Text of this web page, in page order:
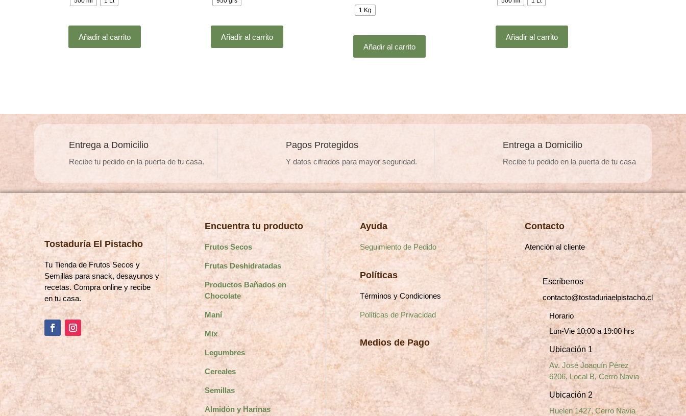
$1.690
hasta
Añadir al carrito
tiene
se
elegir
página
producto
Añadir al carrito
tiene
se
elegir
página
producto
1 Kg
Añadir al carrito
tiene
opciones
se
página
de
producto
$850
hasta
Añadir al carrito
tiene
se
elegir
página
producto
Entrega a Domicilio
Recibe tu pedido en la puerta de tu casa.
Pagos Protegidos
Y datos cifrados para mayor seguridad.
Entrega a Domicilio
Recibe tu pedido en la puerta de tu casa
Tostaduría El Pistacho
Tu Tienda de Frutos Secos y
Semillas para snack, desayunos y
recetas. Compra online y recibe
en tu casa.
Encuentra tu producto
Frutos Secos
Frutas Deshidratadas
Productos Bañados en
Chocolate
Maní
Mix
Legumbres
Cereales
Semillas
Almidón y Harinas
Ayuda
Seguimiento de Pedido
Políticas
Términos y Condiciones
Políticas de Privacidad
Medios de Pago
Contacto
Atención al cliente
Escríbenos
contacto@tostaduriaelpistacho.cl
Horario
Lun-Vie 10:00 a 19:00 hrs
Ubicación 1
Av. José Joaquín Pérez
6206, Local B, Cerro Navia
Ubicación 2
Huelen 1427, Cerro Navia